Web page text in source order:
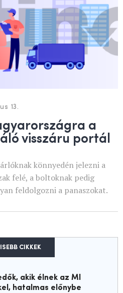
13.
a
visszáru portál
könnyedén jelezni a
felé, a boltoknak pedig
feldolgozni a panaszokat.
CIKKEK
akik élnek az MI
hatalmas előnybe